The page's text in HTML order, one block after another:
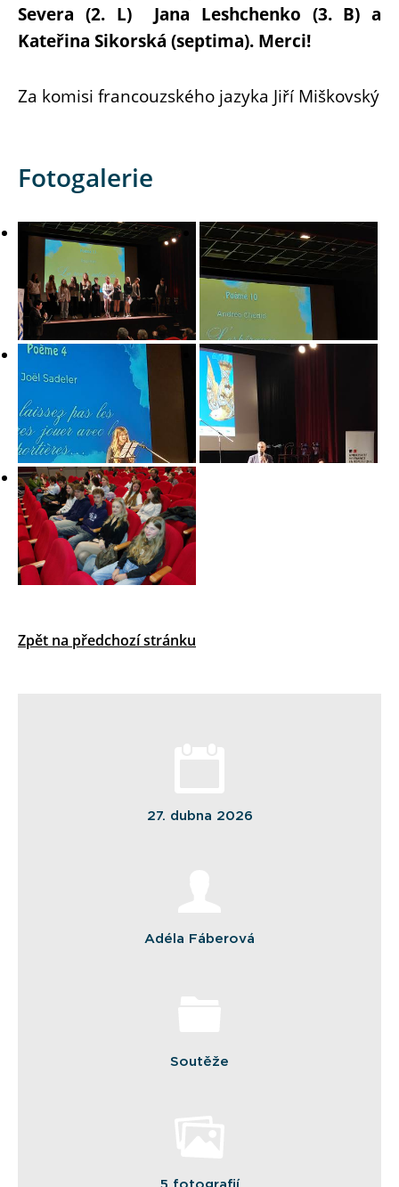
Severa (2. L) Jana Leshchenko (3. B) a
Kateřina Sikorská (septima). Merci!
Za komisi francouzského jazyka Jiří Miškovský
Fotogalerie
Zpět na předchozí stránku
27. dubna 2026
Adéla Fáberová
Soutěže